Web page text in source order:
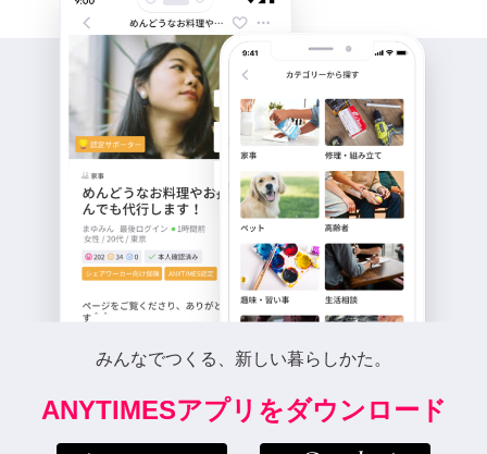
みんなでつくる、新しい暮らしかた。
ANYTIMESアプリをダウンロード